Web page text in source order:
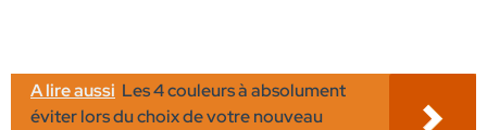
A lire aussi Les 4 couleurs à absolument
éviter lors du choix de votre nouveau